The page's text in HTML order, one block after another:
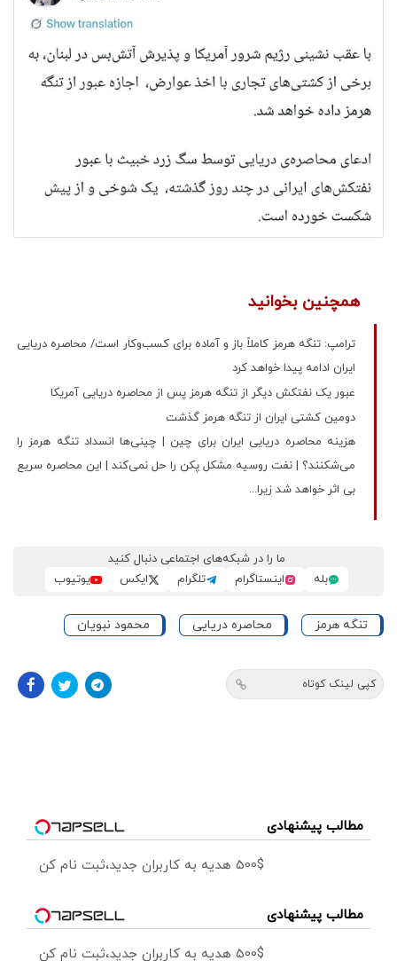
همچنین بخوانید
ترامپ: تنگه هرمز کاملاً باز و آماده برای کسب‌وکار است/ محاصره دریایی
ایران ادامه پیدا خواهد کرد
عبور یک نفتکش دیگر از تنگه هرمز پس از محاصره دریایی آمریکا
دومین کشتی ایران از تنگه هرمز گذشت
هزینه محاصره دریایی ایران برای چین | چینی‌ها انسداد تنگه هرمز را
می‌شکنند؟ | نفت روسیه مشکل پکن را حل نمی‌کند | این محاصره سریع
بی اثر خواهد شد زیرا...
ما را در شبکه‌های اجتماعی دنبال کنید
بله
اینستاگرام تلگرام ایکس یوتیوب
تنگه هرمز محاصره دریایی محمود نبویان
کپی لینک کوتاه
مطالب پیشنهادی
500$ هدیه به کاربران جدید،ثبت نام کن
مطالب پیشنهادی
500$ هدیه به کاربران جدید،ثبت نام کن